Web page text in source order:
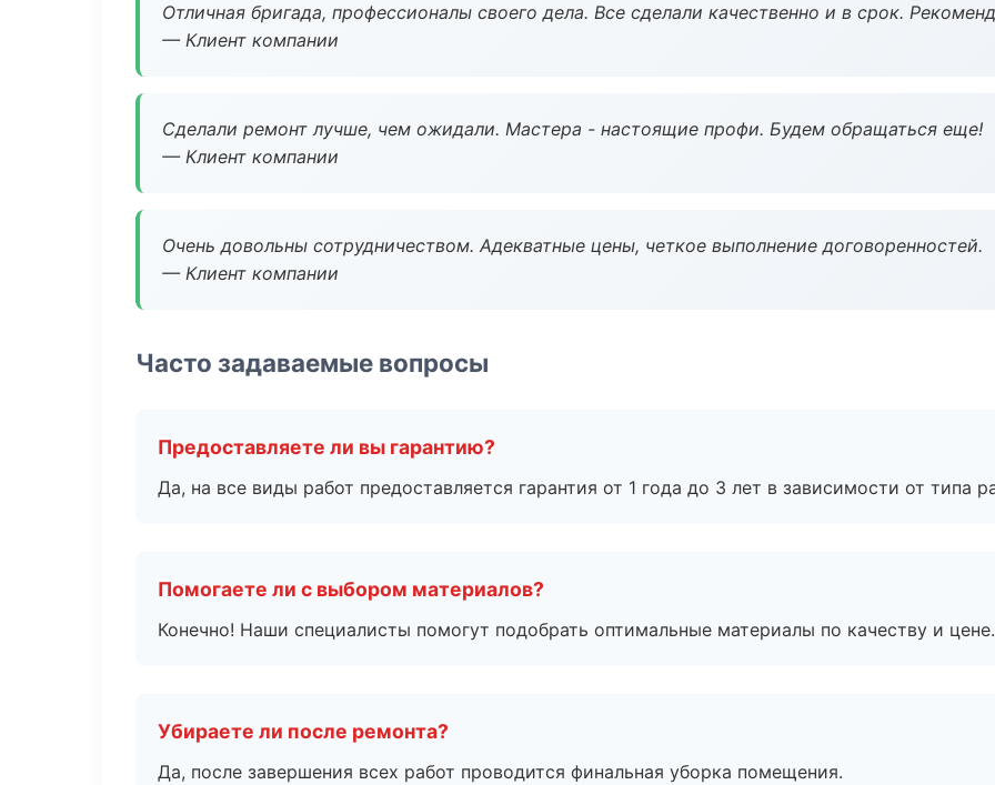
Отличная бригада, профессионалы своего дела. Все сделали качественно и в срок.
— Клиент компании
Сделали ремонт лучше, чем ожидали. Мастера - настоящие профи. Будем обращаться еще!
— Клиент компании
Очень довольны сотрудничеством. Адекватные цены, четкое выполнение договоренностей.
— Клиент компании
Часто задаваемые вопросы
Предоставляете ли вы гарантию?
Да, на все виды работ предоставляется гарантия от 1 года до 3 лет в зависимости от типа
Помогаете ли с выбором материалов?
Конечно! Наши специалисты помогут подобрать оптимальные материалы по качеству и цене.
Убираете ли после ремонта?
Да, после завершения всех работ проводится финальная уборка помещения.